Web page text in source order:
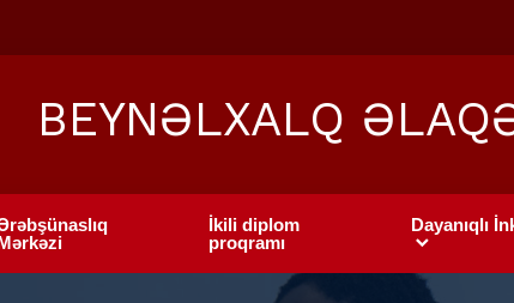
BEYNƏLXALQ
Mərkəzi
İkili diplom
proqramı
Dayanıqlı